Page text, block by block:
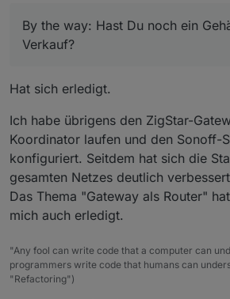
router_20221102.zip
By the way: Hast Du noch ein
Verkauf?
Hat sich erledigt.
Ich habe übrigens den ZigStar-
Koordinator laufen und den Sonoff-
konfiguriert. Seitdem hat sich die
gesamten Netzes deutlich
Das Thema "Gateway als Router"
mich auch erledigt.
"Any fool can write code that a computer can
programmers write code that humans can
"Refactoring")